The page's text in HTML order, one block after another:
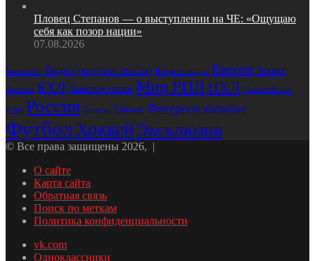
Пловец Степанов — о выступлении на ЧЕ: «Ощущаю
себя как позор нации»
07.08.2026
Баскетбол Видео (внутри текста) Водные виды Европа Зенит
Испания КХЛ Лыжные гонки Мир РПЛНХЛ Олимпийские
игры Россия Спартак Теннис Фигурное катание
ФутболХоккейЭксклюзив
© Все права защищены 2026, |
О сайте
Карта сайта
Обратная связь
Поиск по меткам
Политика конфиденциальности
vk.com
Одноклассники